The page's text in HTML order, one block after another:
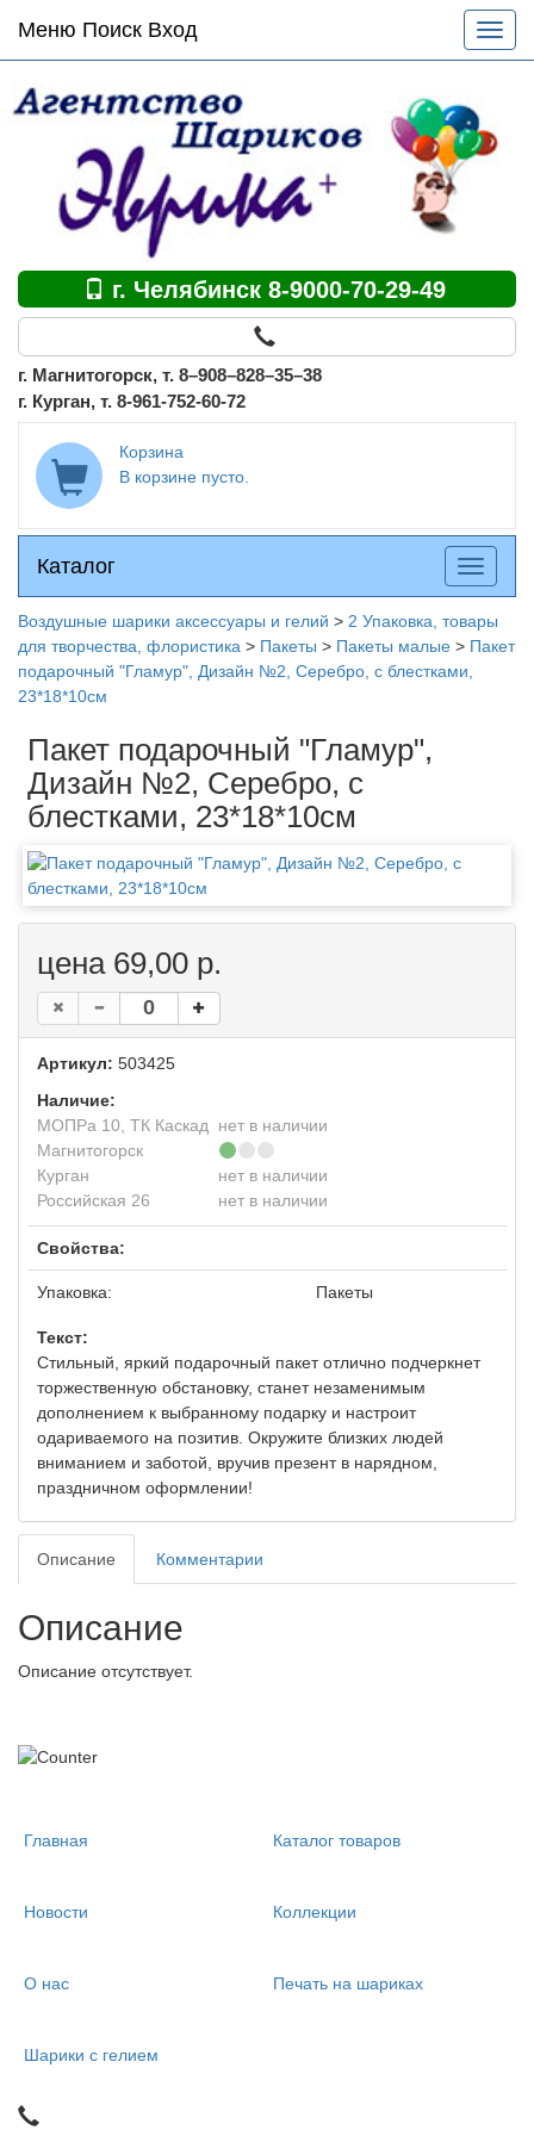
Основное
меню
по
Меню Поиск Вход
меню
г. Челябинск 8-9000-70-29-49
г. Магнитогорск, т. 8–908–828–35–38
г. Курган, т. 8-961-752-60-72
Корзина
В корзине пусто.
Каталог
Каталог
меню
Воздушные шарики аксессуары и гелий > 2 Упаковка, товары
для творчества, флористика > Пакеты > Пакеты малые > Пакет
подарочный "Гламур", Дизайн №2, Серебро, с блестками,
23*18*10см
Пакет подарочный "Гламур",
Дизайн №2, Серебро, с
блестками, 23*18*10см
цена 69,00 р.
Артикул: 503425
Наличие:
МОПРа 10, ТК Каскад
нет в наличии
Магнитогорск
Курган
нет в наличии
Российская 26
нет в наличии
Свойства:
Упаковка: Пакеты
Текст:
Стильный, яркий подарочный пакет отлично подчеркнет
торжественную обстановку, станет незаменимым
дополнением к выбранному подарку и настроит
одариваемого на позитив. Окружите близких людей
вниманием и заботой, вручив презент в нарядном,
праздничном оформлении!
Описание Комментарии
Описание
Описание отсутствует.
Главная Каталог товаров
Новости Коллекции
О нас Печать на шариках
Шарики с гелием